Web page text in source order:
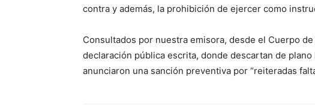
contra y además, la prohibición de ejercer como
Consultados por nuestra emisora, desde el Cuerpo
declaración pública escrita, donde descartan de
anunciaron una sanción preventiva por “reiteradas